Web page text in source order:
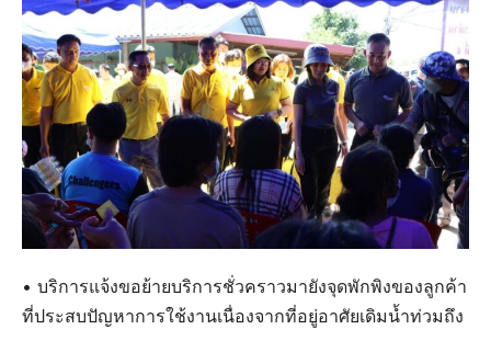
• บริการแจ้งขอย้ายบริการชั่วคราวมายังจุดพักพิงของลูกค้า
ที่ประสบปัญหาการใช้งานเนื่องจากที่อยู่อาศัยเดิมน้ำท่วมถึง